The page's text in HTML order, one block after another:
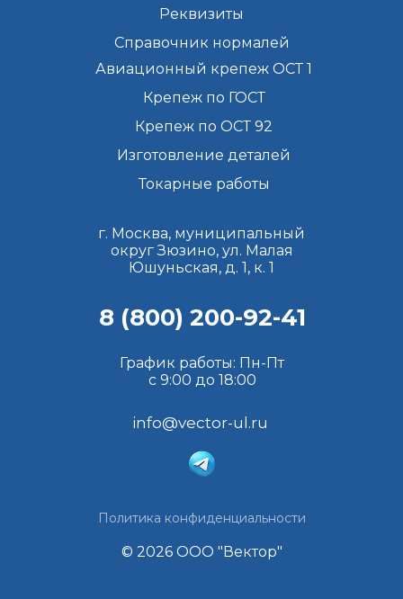
info@vector-ul.ru
График работы: Пн-Пт
с 9:00 до 18:00
г. Москва, муниципальный
округ Зюзино, ул. Малая
Юшуньская, д. 1, к. 1
© 2026 ООО "Вектор"
Реквизиты
Справочник нормалей
Авиационный крепеж ОСТ 1
Крепеж по ГОСТ
Крепеж по ОСТ 92
Изготовление деталей
Токарные работы
Политика конфиденциальности
8 (800) 200-92-41